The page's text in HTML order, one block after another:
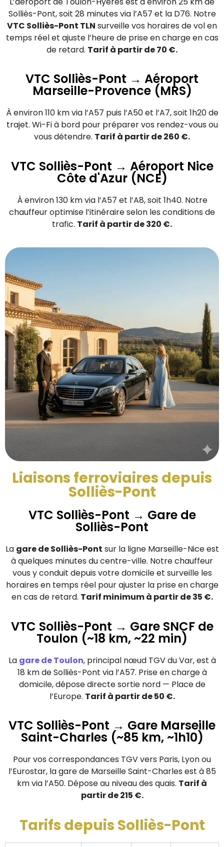
Solliès-Pont, soit 28 minutes via l’A57 et la D76. Notre
VTC Solliès-Pont TLN surveille vos horaires de vol en
temps réel et ajuste l’heure de prise en charge en cas
de retard. Tarif à partir de 70 €.
VTC Solliès-Pont → Aéroport
Marseille-Provence (MRS)
À environ 110 km via l’A57 puis l’A50 et l’A7, soit 1h20 de
trajet. Wi-Fi à bord pour préparer vos rendez-vous ou
vous détendre. Tarif à partir de 260 €.
VTC Solliès-Pont → Aéroport Nice
Côte d'Azur (NCE)
À environ 130 km via l’A57 et l’A8, soit 1h40. Notre
chauffeur optimise l’itinéraire selon les conditions de
trafic. Tarif à partir de 320 €.
Liaisons ferroviaires depuis
Solliès-Pont
VTC Solliès-Pont → Gare de
Solliès-Pont
La gare de Solliès-Pont sur la ligne Marseille-Nice est
à quelques minutes du centre-ville. Notre chauffeur
vous y conduit depuis votre domicile et surveille les
horaires en temps réel pour ajuster la prise en charge
en cas de retard. Tarif minimum à partir de 35 €.
VTC Solliès-Pont → Gare SNCF de
Toulon (~18 km, ~22 min)
La gare de Toulon, principal nœud TGV du Var, est à
18 km de Solliès-Pont via l’A57. Prise en charge à
domicile, dépose directe sortie nord — Place de
l’Europe. Tarif à partir de 50 €.
VTC Solliès-Pont → Gare Marseille
Saint-Charles (~85 km, ~1h10)
Pour vos correspondances TGV vers Paris, Lyon ou
l’Eurostar, la gare de Marseille Saint-Charles est à 85
km via l’A50. Dépose au niveau des quais. Tarif à
partir de 215 €.
Tarifs depuis Solliès-Pont